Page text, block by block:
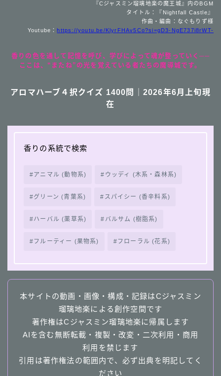
『Cジャスミン瑠璃地楽の魔王城』内のBGM
タイトル：『Nightfall Castle』
作曲・編曲：なぐもりず様
Youtube： https://youtu.be/KlyrFHAv5Co?si=gD3-NgE737i8rWT-
香りの色を通して記憶を呼び、学びによって魂が整っていく──
ここは、“またね”の光を覚えている者たちの魔導城です。
アロマハーブ４択クイズ 1400問｜2026年6月上旬現
在
香りの系統で検索
アニマル (動物系) ウッディ (木系・森林系)
グリーン (青葉系) スパイシー (香辛料系)
ハーバル (薬草系) バルサム (樹脂系)
フルーティー (果物系) フローラル (花系)
本サイトの動画・画像・構成・記録はCジャスミン
瑠璃地楽による創作空間です
著作権はCジャスミン瑠璃地楽に帰属します
AIを含む無断転載・複製・改変・二次利用・商用
利用を禁じます
引用は著作権法の範囲内で、必ず出典を明記してく
ださい